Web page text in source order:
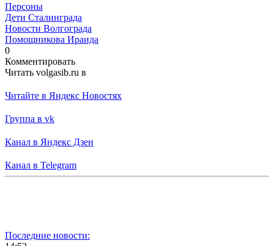
Персоны
Дети Сталинграда
Новости Волгограда
Помощникова Ираида
0
Комментировать
Читать volgasib.ru в
Читайте в Яндекс Новостях
Группа в vk
Канал в Яндекс Дзен
Канал в Telegram
Последние новости: